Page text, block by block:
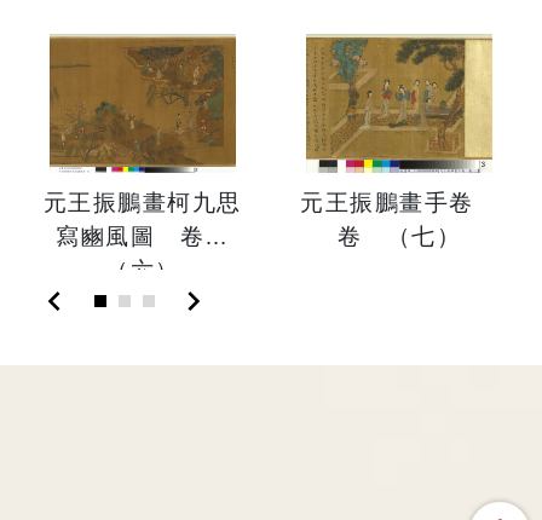
元王振鵬畫柯九思
寫豳風圖 卷
（六）
元王振鵬畫手卷
卷 （七）
chevron_left chevron_right